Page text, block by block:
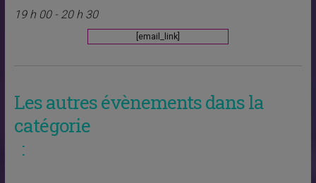
19 h 00 - 20 h 30
[email_link]
Les autres évènements dans la
catégorie
: